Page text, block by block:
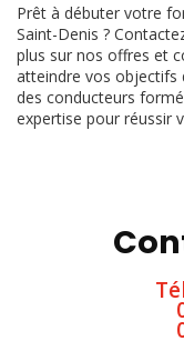
Prêt à débuter votre
Saint-Denis ?
plus sur nos offres et
atteindre vos objectifs
des conducteurs
expertise pour réussir